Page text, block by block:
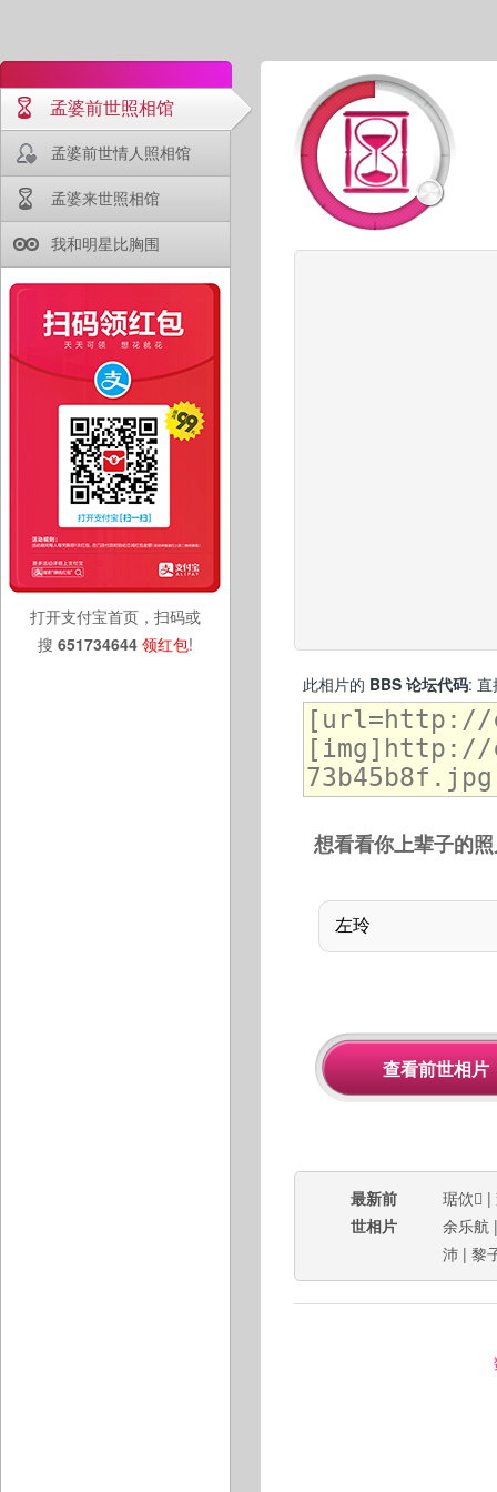
孟婆前世照相馆
孟婆前世情人照相馆
孟婆来世照相馆
我和明星比胸围
打开支付宝首页，扫码或
搜 651734644 领红包!
此相片的 BBS 论坛代码: 直
想看看你上辈子的
最新前
世相片
琚佽 |
余乐航
沛 | 黎